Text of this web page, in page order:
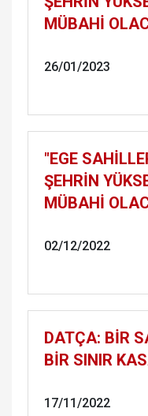
MÜBAHİ
26/01/2023
"EGE
ŞEHRİN
MÜBAHİ
02/12/2022
DATÇA: BİR
BİR SINIR
17/11/2022